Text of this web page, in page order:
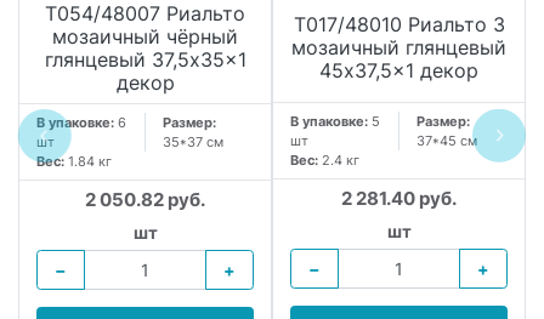
T054/48007 Риальто
мозаичный чёрный
глянцевый 37,5x35x1
декор
В упаковке: 6
шт
Размер:
35*37 см
Вес: 1.84 кг
2 050.82 руб.
шт
−
+
T017/48010 Риальто 3
мозаичный глянцевый
45x37,5x1 декор
В упаковке: 5
шт
Размер:
37*45 см
Вес: 2.4 кг
2 281.40 руб.
шт
−
+